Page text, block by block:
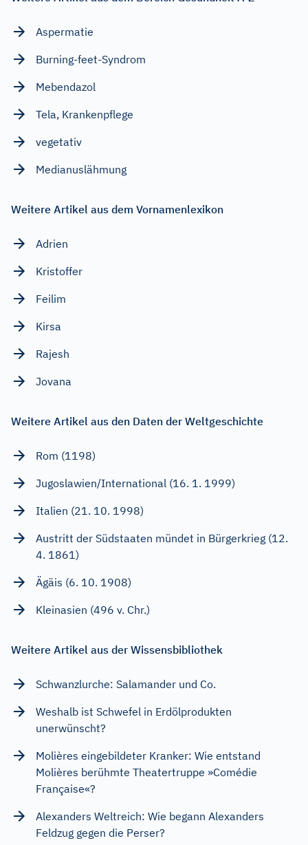
Aspermatie
Burning-feet-Syndrom
Mebendazol
Tela, Krankenpflege
vegetativ
Medianuslähmung
Weitere Artikel aus dem Vornamenlexikon
Adrien
Kristoffer
Feilim
Kirsa
Rajesh
Jovana
Weitere Artikel aus den Daten der Weltgeschichte
Rom (1198)
Jugoslawien/International (16. 1. 1999)
Italien (21. 10. 1998)
Austritt der Südstaaten mündet in Bürgerkrieg (12.
4. 1861)
Ägäis (6. 10. 1908)
Kleinasien (496 v. Chr.)
Weitere Artikel aus der Wissensbibliothek
Schwanzlurche: Salamander und Co.
Weshalb ist Schwefel in Erdölprodukten
unerwünscht?
Molières eingebildeter Kranker: Wie entstand
Molières berühmte Theatertruppe »Comédie
Française«?
Alexanders Weltreich: Wie begann Alexanders
Feldzug gegen die Perser?